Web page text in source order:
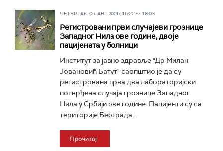
ЧЕТВРТАК, 06. АВГ 2026, 16:22 -> 18:03
Регистровани први случајеви грознице
Западног Нила ове године, двоје
пацијената у болници
Институт за јавно здравље "Др Милан
Јовановић Батут" саопштио је да су
регистрована прва два лабораторијски
потврђена случаја грознице Западног
Нила у Србији ове године. Пацијенти су са
територије Београда...
Прочитај